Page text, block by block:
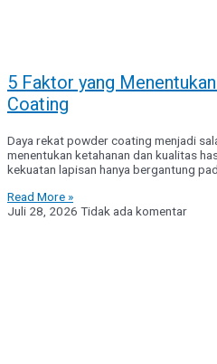
5 Faktor yang
Coating
Daya rekat powder coating menjadi
menentukan ketahanan dan kualitas
kekuatan lapisan hanya bergantung
Read More »
Juli 28, 2026 Tidak ada komentar